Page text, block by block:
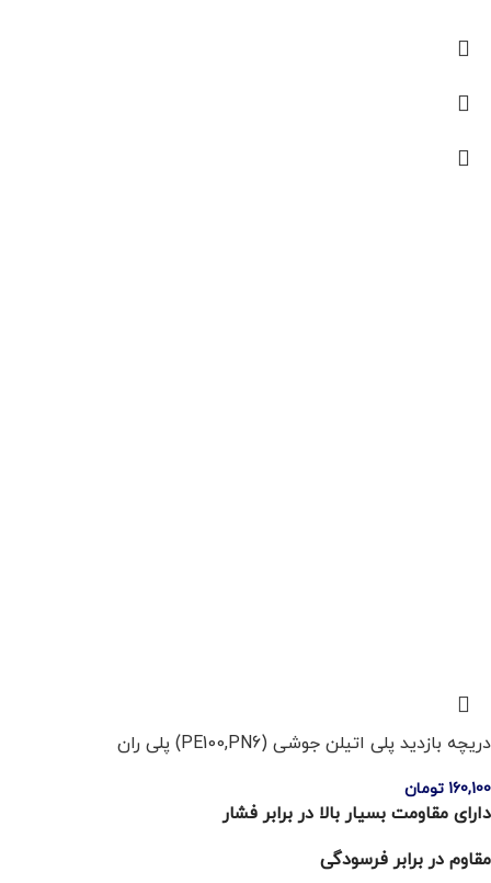
دریچه بازدید پلی اتیلن جوشی (PE100,PN6) پلی ران
160,100 تومان
دارای مقاومت بسیار بالا در برابر فشار
مقاوم در برابر فرسودگی